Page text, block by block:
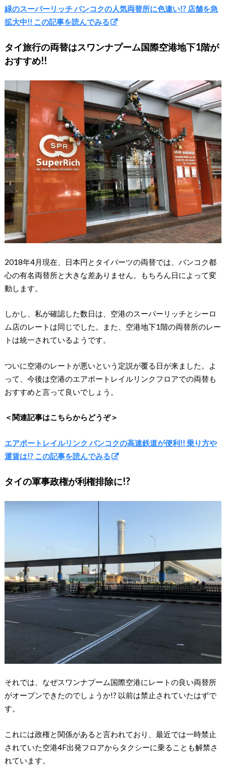
緑のスーパーリッチ バンコクの人気両替所に色違い!? 店舗を急
拡大中!! この記事を読んでみる
タイ旅行の両替はスワンナプーム国際空港地下1階が
おすすめ!!
2018年4月現在、日本円とタイバーツの両替では、バンコク都
心の有名両替所と大きな差ありません。もちろん日によって変
動します。
しかし、私が確認した数日は、空港のスーパーリッチとシーロ
ム店のレートは同じでした。また、空港地下1階の両替所のレー
トは統一されているようです。
ついに空港のレートが悪いという定説が覆る日が来ました。よ
って、今後は空港のエアポートレイルリンクフロアでの両替も
おすすめと言って良いでしょう。
＜関連記事はこちらからどうぞ＞
エアポートレイルリンク バンコクの高速鉄道が便利!! 乗り方や
運賃は!? この記事を読んでみる
タイの軍事政権が利権排除に!?
それでは、なぜスワンナプーム国際空港にレートの良い両替所
がオープンできたのでしょうか!? 以前は禁止されていたはずで
す。
これには政権と関係があると言われており、最近では一時禁止
されていた空港4F出発フロアからタクシーに乗ることも解禁さ
れています。